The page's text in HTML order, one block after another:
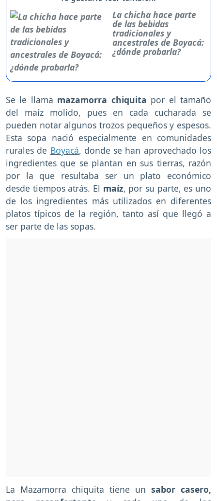
La chicha hace parte
de las bebidas
tradicionales y
ancestrales de Boyacá:
¿dónde probarla?
Se le llama mazamorra chiquita por el tamaño
del maíz molido, pues en cada cucharada se
pueden notar algunos trozos pequeños y espesos.
Esta sopa nació especialmente en comunidades
rurales de Boyacá, donde se han aprovechado los
ingredientes que se plantan en sus tierras, razón
por la que resultaba ser un plato económico
desde tiempos atrás. El maíz, por su parte, es uno
de los ingredientes más utilizados en diferentes
platos típicos de la región, tanto así que llegó a
ser parte de las sopas.
La Mazamorra chiquita tiene un sabor casero,